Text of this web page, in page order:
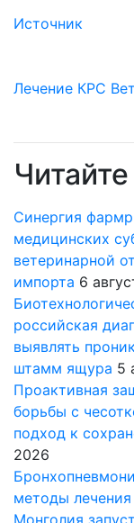
Источник
Лечение КРС
Синергия
медицинских
ветеринарной
импорта 6
российская
выявлять
штамм ящура 5
Проактивная
борьбы с
подход к
2026
методы лечения